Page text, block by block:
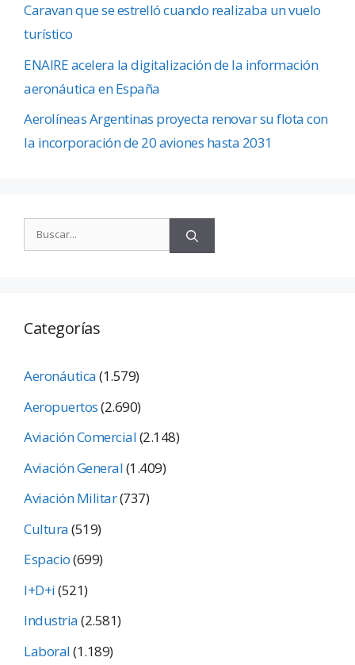
Caravan que se estrelló cuando realizaba un vuelo
turístico
ENAIRE acelera la digitalización de la información
aeronáutica en España
Aerolíneas Argentinas proyecta renovar su flota con
la incorporación de 20 aviones hasta 2031
Categorías
Aeronáutica(1.579)
Aeropuertos(2.690)
Aviación Comercial(2.148)
Aviación General(1.409)
Aviación Militar(737)
Cultura(519)
Espacio(699)
I+D+i(521)
Industria(2.581)
Laboral(1.189)